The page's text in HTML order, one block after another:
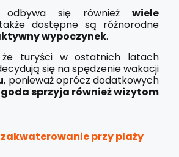
odbywa się również wiele
dostępne są różnorodne
wypoczynek.
turyści w ostatnich latach
się na spędzenie wakacji
, ponieważ oprócz dodatkowych
sprzyja również wizytom
przy plaży